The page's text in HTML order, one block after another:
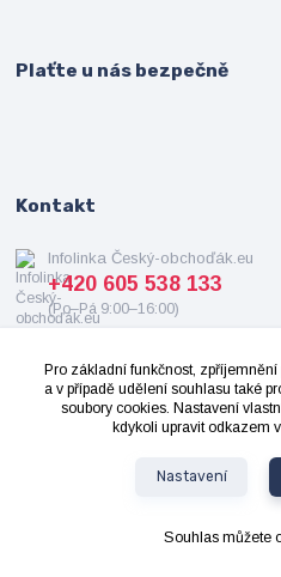
Plaťte u nás bezpečně
Kontakt
Infolinka Český-obchoďák.eu
+420 605 538 133
(Po–Pá 9:00–16:00)
-
Vytvořeno na
Pro základní funkčnost,
a v případě udělení souhlasu také
soubory cookies. Nastavení
kdykoli upravit odkazem
Nastavení
Souhlas můžete